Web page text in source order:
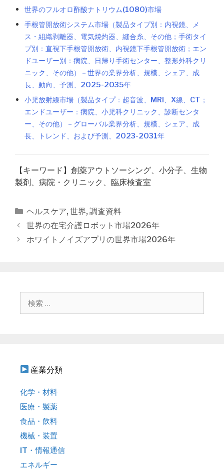
世界のフルオロ酢酸ナトリウム(1080)市場
手根管開放術システム市場（製品タイプ別：内視鏡、メ
ス・組織剥離器、電気焼灼器、縫合糸、その他；手術タイ
プ別：直視下手根管開放術、内視鏡下手根管開放術；エン
ドユーザー別：病院、日帰り手術センター、整形外科クリ
ニック、その他）－世界の業界分析、規模、シェア、成
長、動向、予測、2025-2035年
小児放射線市場（製品タイプ：超音波、MRI、X線、CT；
エンドユーザー：病院、小児科クリニック、診断センタ
ー、その他）－グローバル業界分析、規模、シェア、成
長、トレンド、および予測、2023-2031年
【キーワード】創薬アウトソーシング、小分子、生物
製剤、病院・クリニック、臨床検査室
カ
テ
リ
ヘルスケア, 世界, 調査資料
投
稿
世界の在宅介護ロボット市場2026年
ホワイトノイズアプリの世界市場2026年
産業分類
化学・材料
医療・製薬
食品・飲料
機械・装置
IT・情報通信
エネルギー